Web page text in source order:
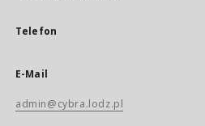
Telefon
E-Mail
admin@cybra.lodz.pl